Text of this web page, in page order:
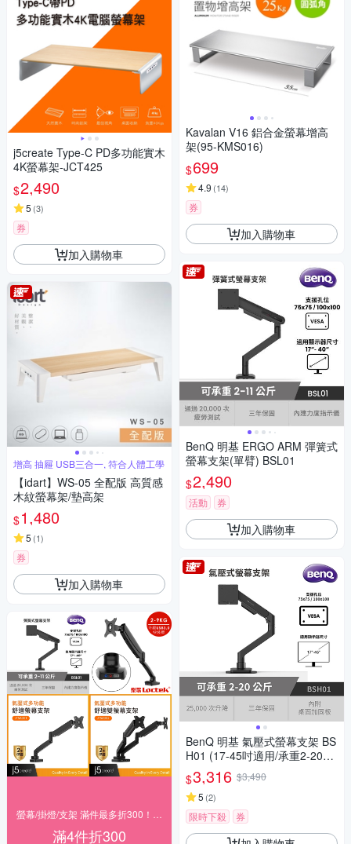
j5create Type-C PD多功能實木
4K螢幕架-JCT425
$2,490
5 (3)
券
加入購物車
增高 抽屜 USB三合一, 符合人體工學
【idart】WS-05 全配版 高質感
木紋螢幕架/墊高架
$1,480
5 (1)
券
加入購物車
滿4件折300
Kavalan V16 鋁合金螢幕增高
架(95-KMS016)
$699
4.9 (14)
券
加入購物車
BenQ 明基 ERGO ARM 彈簧式
螢幕支架(單臂) BSL01
$2,490
活動 券
加入購物車
BenQ 明基 氣壓式螢幕支架 BS
H01 (17-45吋適用/承重2-20公
斤)
$3,316 $3,490
5 (2)
限時下殺 券